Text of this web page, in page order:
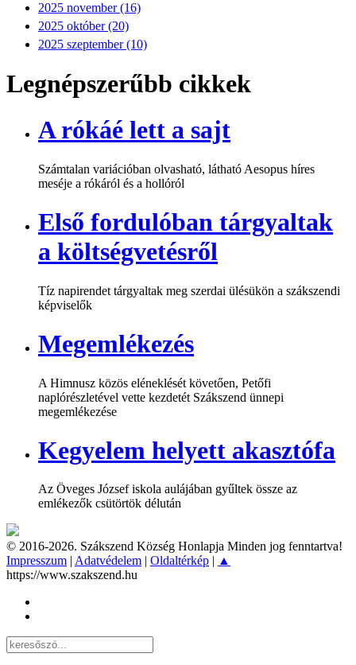
2025 november (16)
2025 október (20)
2025 szeptember (10)
Legnépszerűbb cikkek
A rókáé lett a sajt
Számtalan variációban olvasható, látható Aesopus híres
meséje a rókáról és a hollóról
Első fordulóban tárgyaltak
a költségvetésről
Tíz napirendet tárgyaltak meg szerdai ülésükön a szákszendi
képviselők
Megemlékezés
A Himnusz közös eléneklését követően, Petőfi
naplórészletével vette kezdetét Szákszend ünnepi
megemlékezése
Kegyelem helyett akasztófa
Az Öveges József iskola aulájában gyűltek össze az
emlékezők csütörtök délután
© 2016-2026. Szákszend Község Honlapja Minden jog fenntartva!
Impresszum | Adatvédelem | Oldaltérkép | ▲
https://www.szakszend.hu